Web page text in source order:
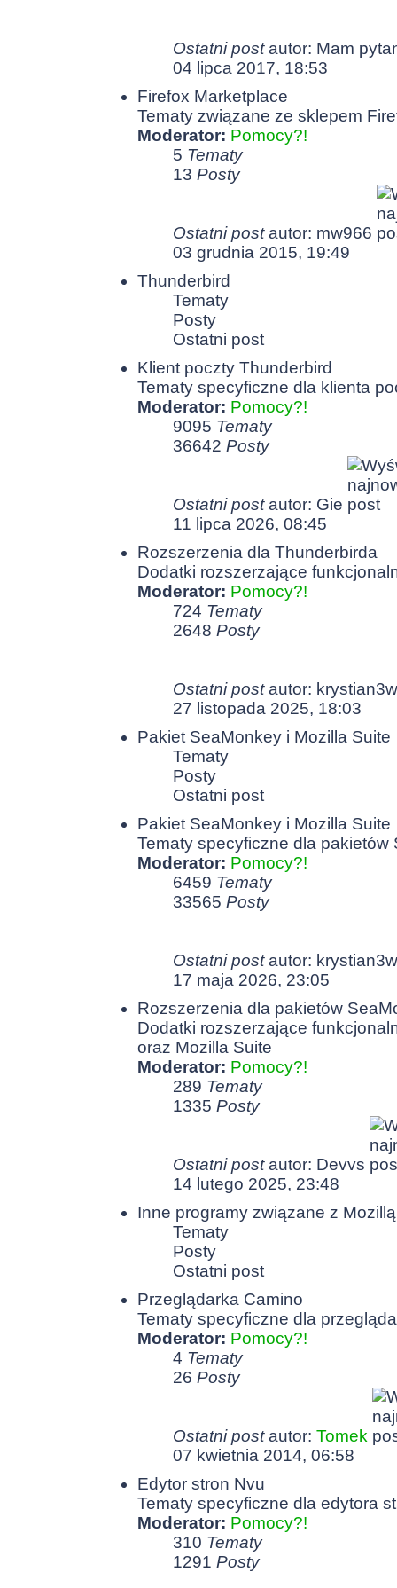
Ostatni postautor: Mam
04 lipca 2017, 18:53
Firefox Marketplace
Tematy związane ze sklepem
Moderator: Pomocy?!
5 Tematy
13 Posty
Ostatni postautor: mw966
03 grudnia 2015, 19:49
Thunderbird
Tematy
Posty
Ostatni post
Klient poczty Thunderbird
Tematy specyficzne dla klienta
Moderator: Pomocy?!
9095 Tematy
36642 Posty
Ostatni postautor: Gie
11 lipca 2026, 08:45
Rozszerzenia dla Thunderbirda
Dodatki rozszerzające
Moderator: Pomocy?!
724 Tematy
2648 Posty
Ostatni postautor: krystian3w
27 listopada 2025, 18:03
Pakiet SeaMonkey i Mozilla Suite
Tematy
Posty
Ostatni post
Pakiet SeaMonkey i Mozilla Suite
Tematy specyficzne dla
Moderator: Pomocy?!
6459 Tematy
33565 Posty
Ostatni postautor: krystian3w
17 maja 2026, 23:05
Rozszerzenia dla pakietów
Dodatki rozszerzające
oraz Mozilla Suite
Moderator: Pomocy?!
289 Tematy
1335 Posty
Ostatni postautor: Devvs
14 lutego 2025, 23:48
Inne programy związane z Mozillą
Tematy
Posty
Ostatni post
Przeglądarka Camino
Tematy specyficzne dla
Moderator: Pomocy?!
4 Tematy
26 Posty
Ostatni postautor: Tomek
07 kwietnia 2014, 06:58
Edytor stron Nvu
Tematy specyficzne dla edytora
Moderator: Pomocy?!
310 Tematy
1291 Posty